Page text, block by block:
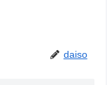
daiso